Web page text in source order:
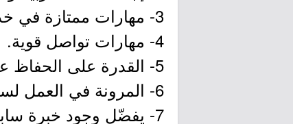
3- مهارات ممتازة في خدمة العملاء.
4- مهارات تواصل قوية.
5- القدرة على الحفاظ على الهدوء تحت الضغط والتعامل مع المواقف الصعبة باحترافية.
6- المرونة في العمل لساعات غير منتظمة، بما في ذلك عطلات نهاية الأسبوع والعطلات الرسمية.
7- يفضّل وجود خبرة سابقة في خدمة العملاء أو الضيافة.